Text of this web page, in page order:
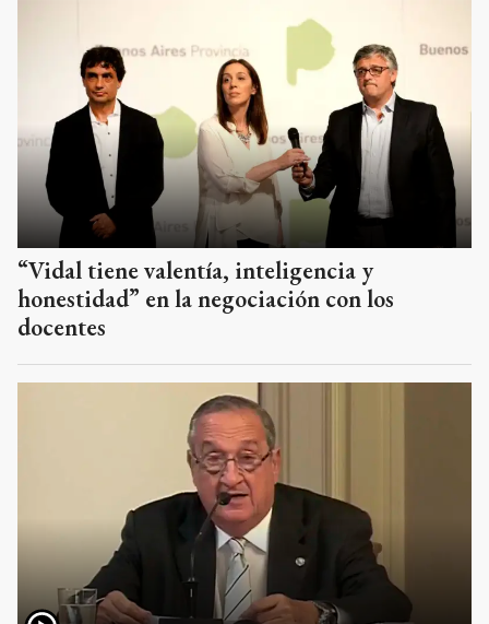
“Vidal tiene valentía, inteligencia y
honestidad” en la negociación con los
docentes